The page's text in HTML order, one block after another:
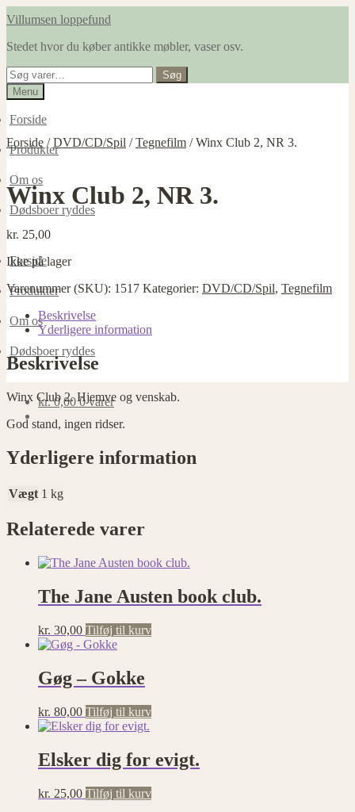
Spring
navigation
Spring
indhold
Villumsen loppefund
Stedet hvor du køber antikke møbler, vaser osv.
Søg
efter:
Søg
Menu
Forside
Produkter
Om os
Dødsboer ryddes
Forside
Produkter
Om os
Dødsboer ryddes
kr.0,00 0 varer
Forside /DVD/CD/Spil /Tegnefilm /Winx Club 2, NR 3.
Winx Club 2, NR 3.
kr. 25,00
Ikke på lager
Varenummer (SKU): 1517 Kategorier: DVD/CD/Spil, Tegnefilm
Beskrivelse
Yderligere information
Beskrivelse
Winx Club 2. Hjemve og venskab.
God stand, ingen ridser.
Yderligere information
Vægt 1 kg
Relaterede varer
The Jane Austen book club.
kr. 30,00 Tilføj til kurv
Gøg – Gokke
kr. 80,00 Tilføj til kurv
Elsker dig for evigt.
kr. 25,00 Tilføj til kurv